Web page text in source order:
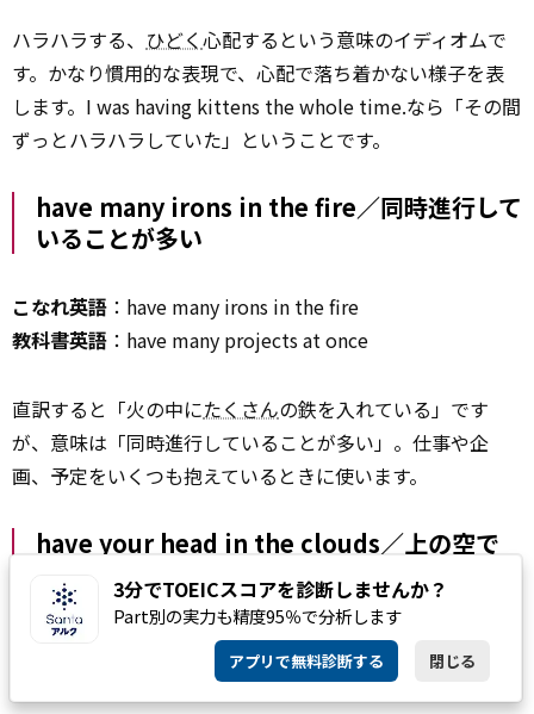
ハラハラする、 ひどく心配するという意味のイディオムで
す。かなり慣用的な表現で、心配で落ち着かない様子を表
します。I was having kittens the whole time.なら「その間
ずっとハラハラしていた」ということです。
have many irons in the fire／同時進行して
いることが多い
こなれ英語 ：have many irons in the fire
教科書英語 ：have many projects at once
直訳すると「火の中にたくさんの鉄を入れている」です
が、意味は「同時進行していることが多い」。仕事や企
画、予定をいくつも抱えているときに使います。
have your head in the clouds／上の空で
ある
こなれ英語
：have your head in the clouds
：be absent-minded
3分でTOEICスコアを診断しませんか？
Part別の実力も精度95％で分析します
アプリで無料診断する 閉じる